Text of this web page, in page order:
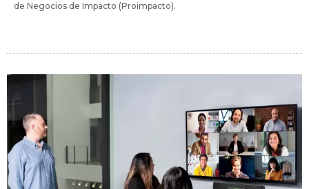
de Negocios de Impacto (Proimpacto).